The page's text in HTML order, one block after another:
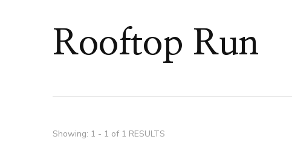
Rooftop Run
Showing: 1 - 1 of 1 RESULTS